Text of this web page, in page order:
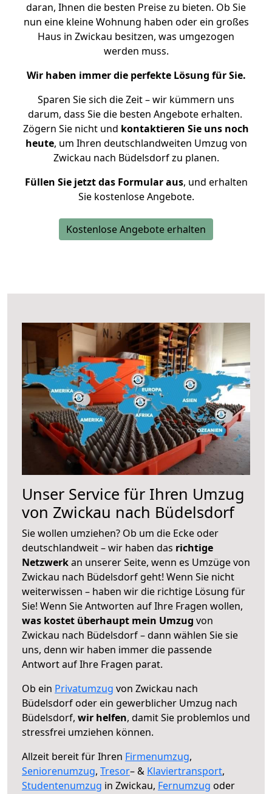
daran, Ihnen die besten Preise zu bieten. Ob Sie
nun eine kleine Wohnung haben oder ein großes
Haus in Zwickau besitzen, was umgezogen
werden muss.
Wir haben immer die perfekte Lösung für Sie.
Sparen Sie sich die Zeit – wir kümmern uns
darum, dass Sie die besten Angebote erhalten.
Zögern Sie nicht und kontaktieren Sie uns noch
heute, um Ihren deutschlandweiten Umzug von
Zwickau nach Büdelsdorf zu planen.
Füllen Sie jetzt das Formular aus, und erhalten
Sie kostenlose Angebote.
Kostenlose Angebote erhalten
Unser Service für Ihren Umzug
von Zwickau nach Büdelsdorf
Sie wollen umziehen? Ob um die Ecke oder
deutschlandweit – wir haben das richtige
Netzwerkan unserer Seite, wenn es Umzüge von
Zwickau nach Büdelsdorf geht! Wenn Sie nicht
weiterwissen – haben wir die richtige Lösung für
Sie! Wenn Sie Antworten auf Ihre Fragen wollen,
was kostet überhaupt mein Umzug von
Zwickau nach Büdelsdorf – dann wählen Sie sie
uns, denn wir haben immer die passende
Antwort auf Ihre Fragen parat.
Ob ein Privatumzug von Zwickau nach
Büdelsdorf oder ein gewerblicher Umzug nach
Büdelsdorf, wir helfen, damit Sie problemlos und
stressfrei umziehen können.
Allzeit bereit für Ihren Firmenumzug,
Seniorenumzug, Tresor– & Klaviertransport,
Studentenumzug in Zwickau, Fernumzug oder